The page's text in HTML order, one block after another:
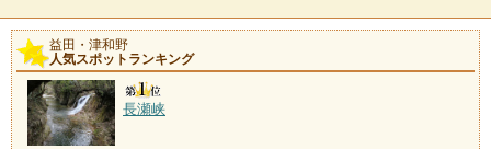
益田・津和野
人気スポットランキング
長瀬峡